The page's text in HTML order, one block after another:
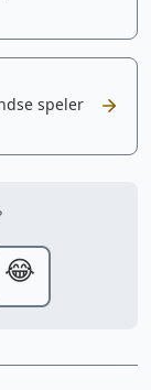
speler
😂